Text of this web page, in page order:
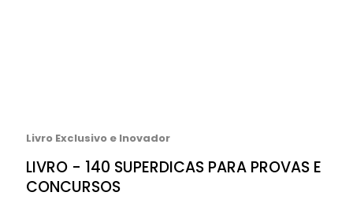
Livro Exclusivo e Inovador
LIVRO - 140 SUPERDICAS PARA PROVAS E
CONCURSOS